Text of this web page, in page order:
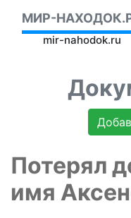
МИР-
mir-nahodok.ru
Потерял
имя